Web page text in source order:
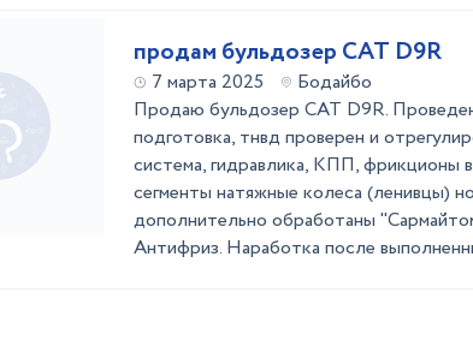
продам бульдозер CAT D9R
7 марта 2025
Бодайбо
Продаю бульдозер CAT D9R.
подготовка, тнвд проверен и
система, гидравлика, КПП, фрикционы
сегменты натяжные колеса (ленивцы)
дополнительно обработаны
Антифриз. Наработка после